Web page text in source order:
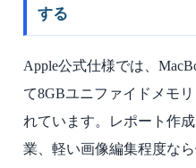
する
Apple公式仕様では、
て8GBユニファイドメモ
れています。レポート作
業、軽い画像編集程度な